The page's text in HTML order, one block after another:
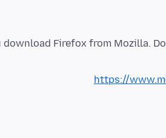
download Firefox from Mozilla.
https://